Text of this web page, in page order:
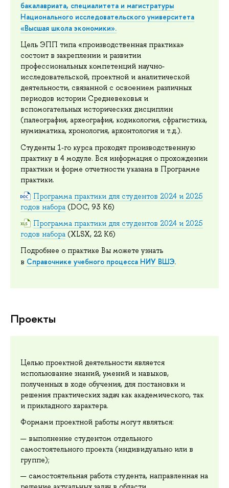
бакалавриата, специалитета и магистратуры
Национального исследовательского университета
«Высшая школа экономики».
Цель ЭПП типа «производственная практика»
состоит в закреплении и развитии
профессиональных компетенций научно-
исследовательской, проектной и аналитической
деятельности, связанной с освоением различных
периодов истории Средневековья и
вспомогательных исторических дисциплин
(палеография, археография, кодикология, сфрагистика,
нумизматика, хронология, архонтология и т.д.).
Студенты 1-го курса проходят производственную
практику в 4 модуле. Вся информация о прохождении
практики и форме отчетности указана в Программе
практики.
Программа практики для студентов 2024 и 2025
годов набора (DOC, 93 Кб)
Программа практики для студентов 2024 и 2025
годов набора (XLSX, 22 Кб)
Подробнее о практике Вы можете узнать
в Справочнике учебного процесса НИУ ВШЭ.
Проекты
Целью проектной деятельности является
использование знаний, умений и навыков,
полученных в ходе обучения, для постановки и
решения практических задач как академического, так
и прикладного характера.
Формами проектной работы могут являться:
выполнение студентом отдельного
самостоятельного проекта (индивидуально или в
группе);
самостоятельная работа студента, направленная на